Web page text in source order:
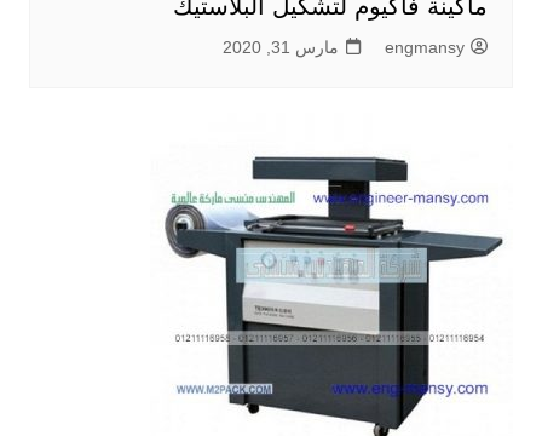
ماكينة فاكيوم لتشكيل البلاستيك
engmansy مارس 31, 2020